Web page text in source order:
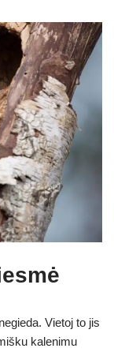
Vietoj to jis
kalenimu